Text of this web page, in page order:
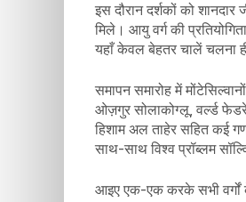
इस दौरान दर्शकों को
मिले। आयु वर्ग की
यहाँ केवल बेहतर चालें चलना
समापन समारोह में
ओज़गुर सोलाकोग्लू, वर्ल्ड
हिशाम अल ताहेर सहित कई
साथ-साथ विश्व प्रॉब्लम
आइए एक-एक करके सभी वर्गों